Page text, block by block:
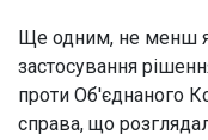
Ще одним, не менш
застосування
проти Об'єднаного
справа, що